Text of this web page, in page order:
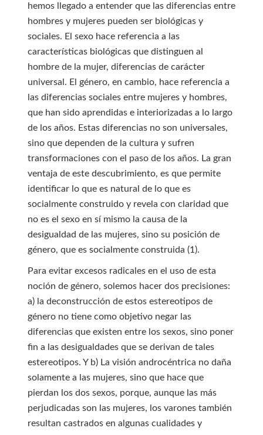
hemos llegado a entender que las diferencias entre
hombres y mujeres pueden ser biológicas y
sociales. El sexo hace referencia a las
características biológicas que distinguen al
hombre de la mujer, diferencias de carácter
universal. El género, en cambio, hace referencia a
las diferencias sociales entre mujeres y hombres,
que han sido aprendidas e interiorizadas a lo largo
de los años. Estas diferencias no son universales,
sino que dependen de la cultura y sufren
transformaciones con el paso de los años. La gran
ventaja de este descubrimiento, es que permite
identificar lo que es natural de lo que es
socialmente construido y revela con claridad que
no es el sexo en sí mismo la causa de la
desigualdad de las mujeres, sino su posición de
género, que es socialmente construida (1).
Para evitar excesos radicales en el uso de esta
noción de género, solemos hacer dos precisiones:
a) la deconstrucción de estos estereotipos de
género no tiene como objetivo negar las
diferencias que existen entre los sexos, sino poner
fin a las desigualdades que se derivan de tales
estereotipos. Y b) La visión androcéntrica no daña
solamente a las mujeres, sino que hace que
pierdan los dos sexos, porque, aunque las más
perjudicadas son las mujeres, los varones también
resultan castrados en algunas cualidades y